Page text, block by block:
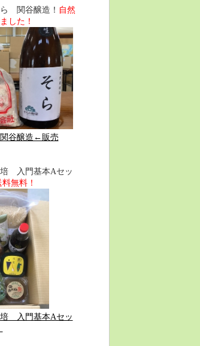
関谷醸造！ 自然
した！
谷醸造←販売
入門基本Aセッ
無料！
入門基本Aセッ